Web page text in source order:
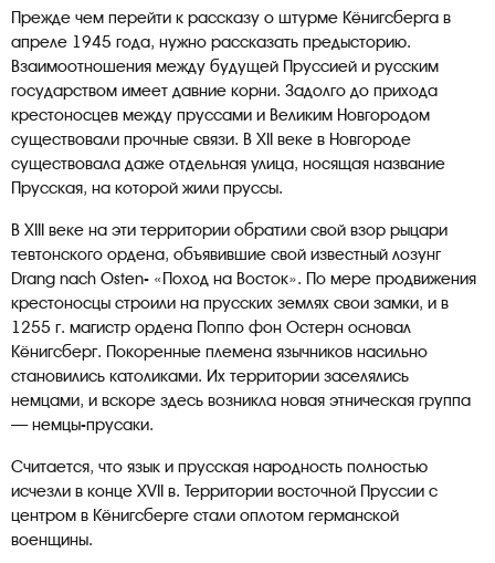
Прежде чем перейти к рассказу о штурме Кёнигсберга в
апреле 1945 года, нужно рассказать предысторию.
Взаимоотношения между будущей Пруссией и русским
государством имеет давние корни. Задолго до прихода
крестоносцев между пруссами и Великим Новгородом
существовали прочные связи. В ХII веке в Новгороде
существовала даже отдельная улица, носящая название
Прусская, на которой жили пруссы.
В ХIII веке на эти территории обратили свой взор рыцари
тевтонского ордена, объявившие свой известный лозунг
Drang nach Osten- «Поход на Восток». По мере продвижения
крестоносцы строили на прусских землях свои замки, и в
1255 г. магистр ордена Поппо фон Остерн основал
Кёнигсберг. Покоренные племена язычников насильно
становились католиками. Их территории заселялись
немцами, и вскоре здесь возникла новая этническая группа
— немцы-прусаки.
Считается, что язык и прусская народность полностью
исчезли в конце XVII в. Территории восточной Пруссии с
центром в Кёнигсберге стали оплотом германской
военщины.